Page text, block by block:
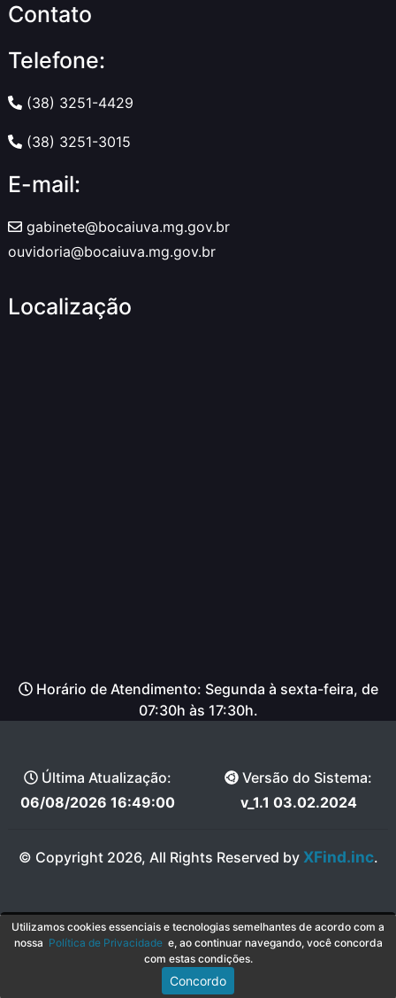
Contato
Telefone:
(38) 3251-4429
(38) 3251-3015
E-mail:
gabinete@bocaiuva.mg.gov.br
ouvidoria@bocaiuva.mg.gov.br
Localização
Horário de Atendimento: Segunda à sexta-feira, de
07:30h às 17:30h.
Última Atualização:
06/08/2026 16:49:00
Versão do Sistema:
v_1.1 03.02.2024
© Copyright 2026, All Rights Reserved by XFind.inc.
Utilizamos cookies essenciais e tecnologias semelhantes de acordo com a
nossa Política de Privacidadee, ao continuar navegando, você concorda
com estas condições.
Concordo